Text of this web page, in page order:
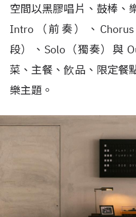
空間以黑膠唱片、鼓棒、
Intro（前奏）、
段）、Solo（獨奏）與
菜、主餐、飮品、限定餐
樂主題。